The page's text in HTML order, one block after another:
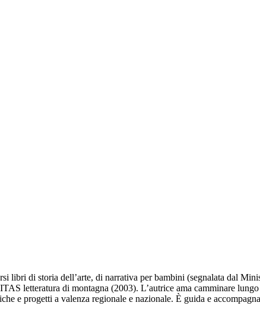
di storia dell’arte, di narrativa per bambini (segnalata dal
letteratura di montagna (2003). L’autrice ama camminare
e progetti a valenza regionale e nazionale. È guida e